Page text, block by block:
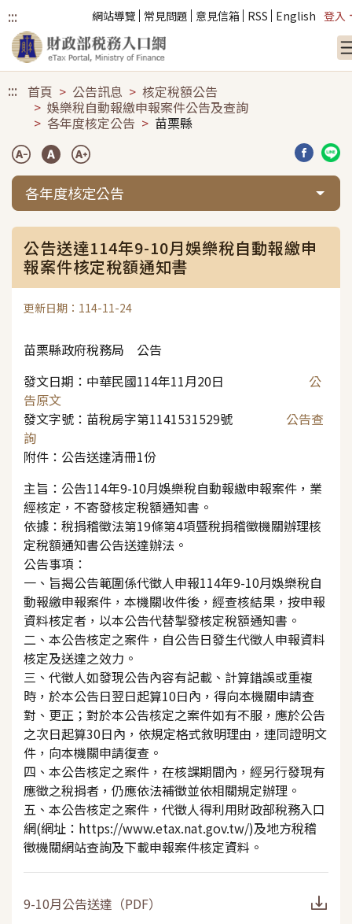
::: 網站導覽 常見問題 意見信箱 RSS English 登入
::: 首頁 公告訊息
核定稅額公告
娛樂稅自動報繳申報案件公告及查詢
各年度核定公告
苗栗縣
分享到
分
各年度核定公告
公告送達114年9-10月娛樂稅自動報繳申
報案件核定稅額通知書
更新日期：114-11-24
苗栗縣政府稅務局 公告
發文日期：中華民國114年11月20日 公
告原文
發文字號：苗稅房字第1141531529號 公告查
詢
附件：公告送達清冊1份
主旨：公告114年9-10月娛樂稅自動報繳申報案件，業
經核定，不寄發核定稅額通知書。
依據：稅捐稽徵法第19條第4項暨稅捐稽徵機關辦理核
定稅額通知書公告送達辦法。
公告事項：
一、旨揭公告範圍係代徵人申報114年9-10月娛樂稅自
動報繳申報案件，本機關收件後，經查核結果，按申報
資料核定者，以本公告代替掣發核定稅額通知書。
二、本公告核定之案件，自公告日發生代徵人申報資料
核定及送達之效力。
三、代徵人如發現公告內容有記載、計算錯誤或重複
時，於本公告日翌日起算10日內，得向本機關申請查
對、更正；對於本公告核定之案件如有不服，應於公告
之次日起算30日內，依規定格式敘明理由，連同證明文
件，向本機關申請復查。
四、本公告核定之案件，在核課期間內，經另行發現有
應徵之稅捐者，仍應依法補徵並依相關規定辦理。
五、本公告核定之案件，代徵人得利用財政部稅務入口
網(網址：https://www.etax.nat.gov.tw/)及地方稅稽
徵機關網站查詢及下載申報案件核定資料。
9-10月公告送達 （PDF）